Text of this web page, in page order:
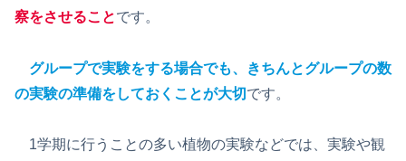
察をさせることです。
グループで実験をする場合でも、きちんとグループの数
の実験の準備をしておくことが大切です。
1学期に行うことの多い植物の実験などでは、実験や観